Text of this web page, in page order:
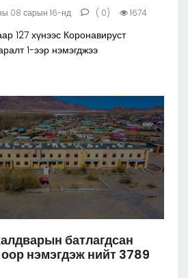
08 сарын 16-нд ( 0) 1674
127 хүнээс Коронавируст
1-ээр нэмэгджээ
батлагдсан
нэмэгдэж нийт 3789